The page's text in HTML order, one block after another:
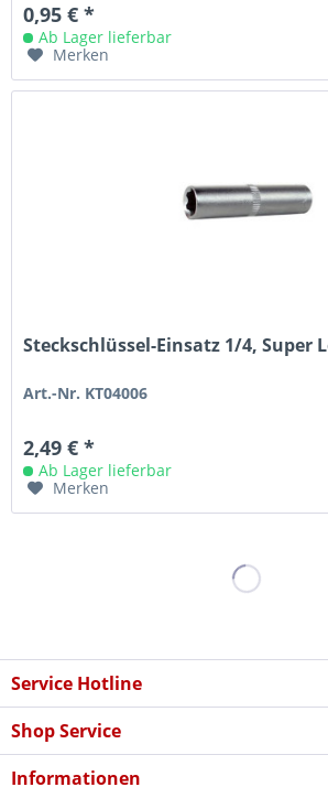
0,95 € *
Ab Lager lieferbar
Merken
Steckschlüssel-Einsatz 1/4, Super
Art.-Nr. KT04006
2,49 € *
Ab Lager lieferbar
Merken
Service Hotline
Shop Service
Informationen